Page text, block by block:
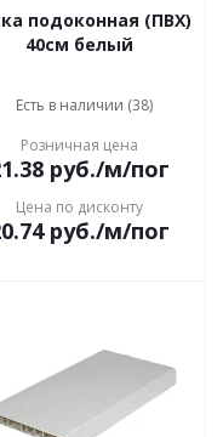
подоконная (ПВХ)
40см белый
Есть в наличии (38)
Розничная цена
руб./м/пог
Цена по дисконту
руб./м/пог